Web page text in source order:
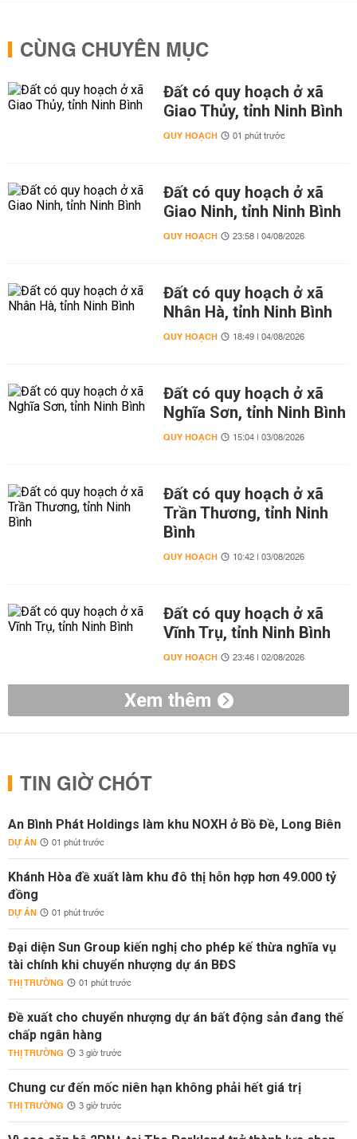
CÙNG CHUYÊN MỤC
Đất có quy hoạch ở xã
Giao Thủy, tỉnh Ninh Bình
QUY HOẠCH 01 phút trước
Đất có quy hoạch ở xã
Giao Ninh, tỉnh Ninh Bình
QUY HOẠCH 23:58 | 04/08/2026
Đất có quy hoạch ở xã
Nhân Hà, tỉnh Ninh Bình
QUY HOẠCH 18:49 | 04/08/2026
Đất có quy hoạch ở xã
Nghĩa Sơn, tỉnh Ninh Bình
QUY HOẠCH 15:04 | 03/08/2026
Đất có quy hoạch ở xã
Trần Thương, tỉnh Ninh
Bình
QUY HOẠCH 10:42 | 03/08/2026
Đất có quy hoạch ở xã
Vĩnh Trụ, tỉnh Ninh Bình
QUY HOẠCH 23:46 | 02/08/2026
Xem thêm
TIN GIỜ CHÓT
An Bình Phát Holdings làm khu NOXH ở Bồ Đề, Long Biên
DỰ ÁN 01 phút trước
Khánh Hòa đề xuất làm khu đô thị hỗn hợp hơn 49.000 tỷ
đồng
DỰ ÁN 01 phút trước
Đại diện Sun Group kiến nghị cho phép kế thừa nghĩa vụ
tài chính khi chuyển nhượng dự án BĐS
THỊ TRƯỜNG 01 phút trước
Đề xuất cho chuyển nhượng dự án bất động sản đang thế
chấp ngân hàng
THỊ TRƯỜNG 3 giờ trước
Chung cư đến mốc niên hạn không phải hết giá trị
THỊ TRƯỜNG 3 giờ trước